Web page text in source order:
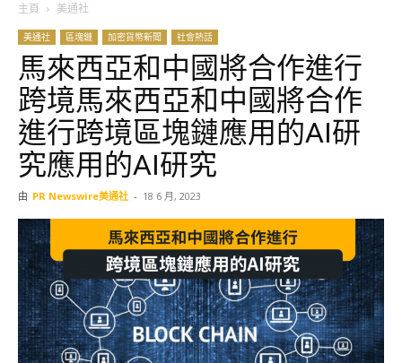
主頁 美通社
美通社 區塊鏈 加密貨幣新聞 社會熱話
馬來西亞和中國將合作進行
跨境馬來西亞和中國將合作
進行跨境區塊鏈應用的AI研
究應用的AI研究
由 PR Newswire美通社 - 18 6 月, 2023